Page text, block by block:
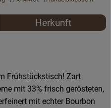
Herkunft
Frühstückstisch! Zart
mit 33% frisch gerösteten,
mit echter Bourbon